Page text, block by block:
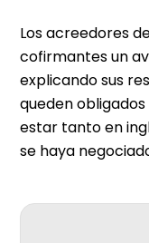
Los acreedores
cofirmantes un
explicando sus
queden
estar tanto en
se haya